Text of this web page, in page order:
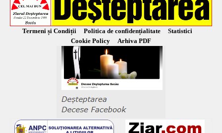
Termeni și Condiții Politica de confidențialitate
Statistici
Cookie Policy
Arhiva PDF